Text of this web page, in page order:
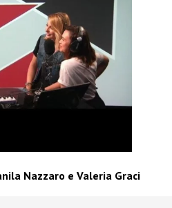
Nazzaro e Valeria Graci